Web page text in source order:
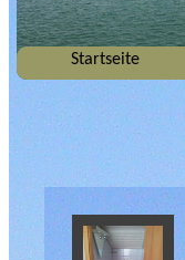
Startseite